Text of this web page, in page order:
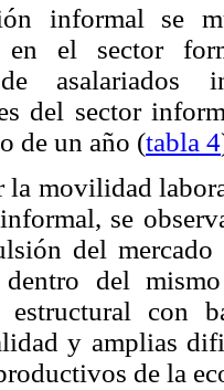
informal se
en el sector
asalariados
del sector
de un año (tabla 4
movilidad
se
del
dentro del
estructural con
y amplias
de la